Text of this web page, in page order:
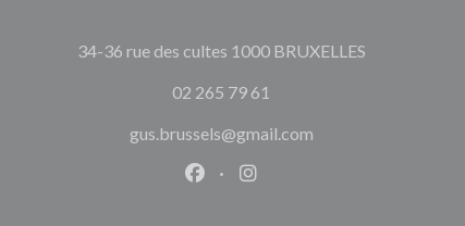
34-36 rue des cultes 1000 BRUXELLES((ouvre une
02 265 79 61
gus.brussels@gmail.com
Facebook ((ouvre une
Instagram ((ouvre une